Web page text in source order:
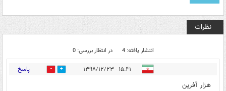
نظرات
انتشار یافته: 4 در انتظار بررسی: 0
۱۵:۴۱ - ۱۳۹۸/۱۲/۲۳ 11 پاسخ
هزار آفرین